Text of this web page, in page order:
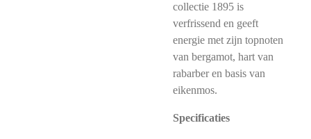
collectie 1895 is
verfrissend en geeft
energie met zijn topnoten
van bergamot, hart van
rabarber en basis van
eikenmos.
Specificaties